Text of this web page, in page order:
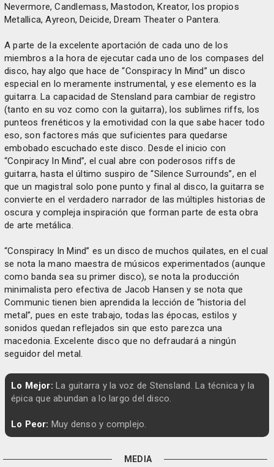
Nevermore, Candlemass, Mastodon, Kreator, los propios
Metallica, Ayreon, Deicide, Dream Theater o Pantera.
A parte de la excelente aportación de cada uno de los
miembros a la hora de ejecutar cada uno de los compases del
disco, hay algo que hace de “Conspiracy In Mind” un disco
especial en lo meramente instrumental, y ese elemento es la
guitarra. La capacidad de Stensland para cambiar de registro
(tanto en su voz como con la guitarra), los sublimes riffs, los
punteos frenéticos y la emotividad con la que sabe hacer todo
eso, son factores más que suficientes para quedarse
embobado escuchado este disco. Desde el inicio con
“Conpiracy In Mind”, el cual abre con poderosos riffs de
guitarra, hasta el último suspiro de “Silence Surrounds”, en el
que un magistral solo pone punto y final al disco, la guitarra se
convierte en el verdadero narrador de las múltiples historias de
oscura y compleja inspiración que forman parte de esta obra
de arte metálica.
“Conspiracy In Mind” es un disco de muchos quilates, en el cual
se nota la mano maestra de músicos experimentados (aunque
como banda sea su primer disco), se nota la producción
minimalista pero efectiva de Jacob Hansen y se nota que
Communic tienen bien aprendida la lección de “historia del
metal”, pues en este trabajo, todas las épocas, estilos y
sonidos quedan reflejados sin que esto parezca una
macedonia. Excelente disco que no defraudará a ningún
seguidor del metal.
Lo Mejor: La guitarra y la voz de Stensland. La técnica y la
épica que abundan a lo largo del disco.
Lo Peor: Muy denso y complejo.
MEDIA